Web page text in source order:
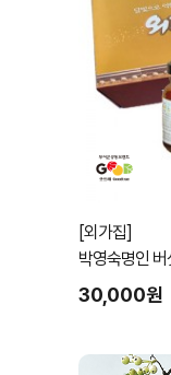
[외가집]
박영숙명인
트
30,000원